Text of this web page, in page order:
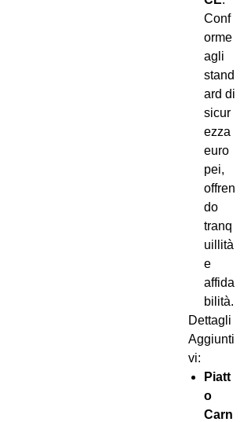
Conf
orme
agli
stand
ard di
sicur
ezza
euro
pei,
offren
do
tranq
uillità
e
affida
bilità.
Dettagli
Aggiunti
vi:
Piatt
o
Carn